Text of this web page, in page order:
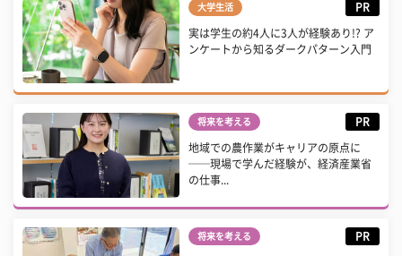
大学生活 PR
実は学生の約4人に3人が経験あり!? ア
ンケートから知るダークパターン入門
将来を考える PR
地域での農作業がキャリアの原点に
──現場で学んだ経験が、経済産業省
の仕事...
将来を考える PR